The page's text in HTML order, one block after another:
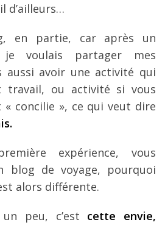
d’ailleurs…
en partie, car après un
voulais partager mes
aussi avoir une activité qui
travail, ou activité si vous
« concilie », ce qui veut dire
expérience, vous
blog de voyage, pourquoi
alors différente.
peu, c’est cette envie,